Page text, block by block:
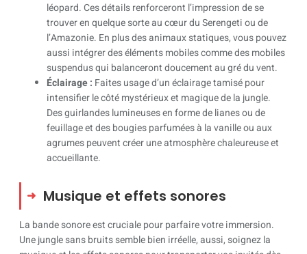
léopard. Ces détails renforceront l’impression de se
trouver en quelque sorte au cœur du Serengeti ou de
l’Amazonie. En plus des animaux statiques, vous pouvez
aussi intégrer des éléments mobiles comme des mobiles
suspendus qui balanceront doucement au gré du vent.
Éclairage : Faites usage d’un éclairage tamisé pour
intensifier le côté mystérieux et magique de la jungle.
Des guirlandes lumineuses en forme de lianes ou de
feuillage et des bougies parfumées à la vanille ou aux
agrumes peuvent créer une atmosphère chaleureuse et
accueillante.
Musique et effets sonores
La bande sonore est cruciale pour parfaire votre immersion.
Une jungle sans bruits semble bien irréelle, aussi, soignez la